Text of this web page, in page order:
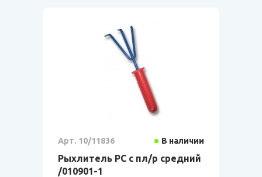
Арт. 10/11836 В наличии
Рыхлитель РС с пл/р средний
/010901-1